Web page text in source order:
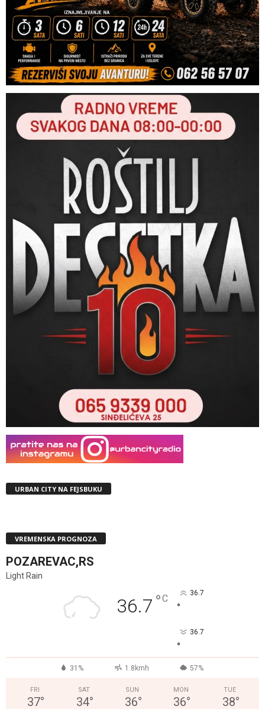
URBAN CITY NA FEJSBUKU
VREMENSKA PROGNOZA
POZAREVAC,RS
Light Rain
36.7 °C 36.7
°
36.7
°
31% 1.8kmh 57%
FRI
37°
SAT
34°
SUN
36°
MON
36°
TUE
38°